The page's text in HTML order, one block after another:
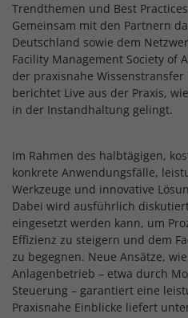
Trendthemen und Best
Gemeinsam mit den Partnern
Deutschland sowie dem
Facility Management Society of
der praxisnahe Wissenstransfer
berichtet Live aus der Praxis,
in der Instandhaltung gelingt.
Im Rahmen des halbtägigen,
konkrete Anwendungsfälle,
Werkzeuge und innovative
Dabei wird ausführlich
eingesetzt werden kann, um
Effizienz zu steigern und dem
zu begegnen. Neue Ansätze,
Anlagenbetrieb – etwa durch
Steuerung – garantiert eine
Praxisnahe Einblicke liefert